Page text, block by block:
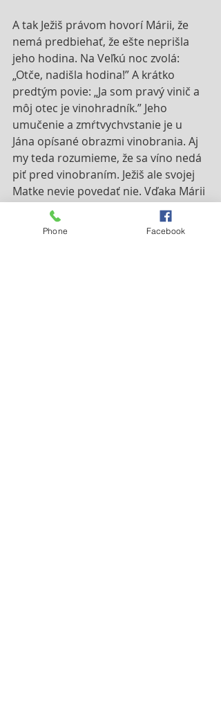
A tak Ježiš právom hovorí Márii, že
nemá predbiehať, že ešte neprišla
jeho hodina. Na Veľkú noc zvolá:
„Otče, nadišla hodina!” A krátko
predtým povie: „Ja som pravý vinič a
môj otec je vinohradník.” Jeho
umučenie a zmŕtvychvstanie je u
Jána opísané obrazmi vinobrania. Aj
my teda rozumieme, že sa víno nedá
piť pred vinobraním. Ježiš ale svojej
Matke nevie povedať nie. Vďaka Márii
okúsili hostia v Káne víno pred
vinobraním. Dostali v predstihu
Phone Facebook